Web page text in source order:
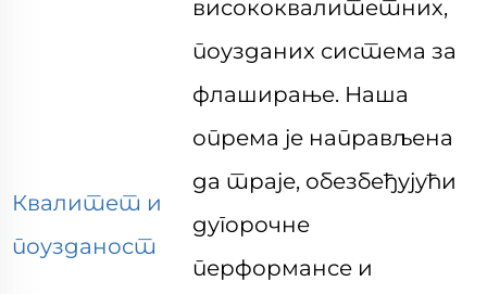
Квалитет и
поузданост
висококвалитетних,
поузданих система за
флаширање. Наша
опрема је направљена
да траје, обезбеђујући
дугорочне
перформансе и